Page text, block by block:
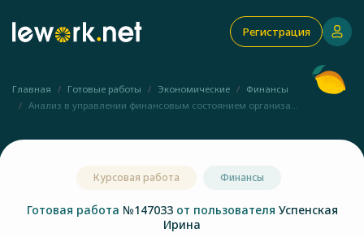
Регистрация
Главная Готовые работы Экономические
Финансы
Анализ в управлении финансовым состоянием организа...
Курсовая работа Финансы
Готовая работа №147033 от пользователя Успенская
Ирина